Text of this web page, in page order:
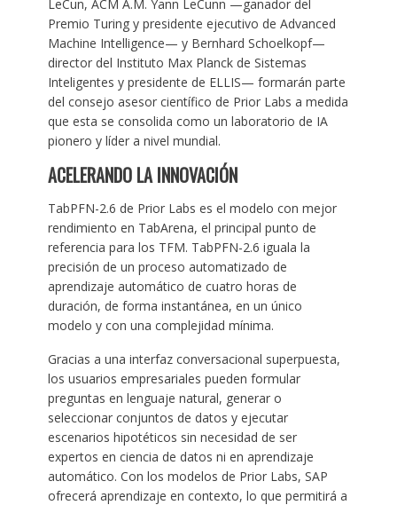
LeCun, ACM A.M. Yann LeCunn —ganador del
Premio Turing y presidente ejecutivo de Advanced
Machine Intelligence— y Bernhard Schoelkopf—
director del Instituto Max Planck de Sistemas
Inteligentes y presidente de ELLIS— formarán parte
del consejo asesor científico de Prior Labs a medida
que esta se consolida como un laboratorio de IA
pionero y líder a nivel mundial.
ACELERANDO LA INNOVACIÓN
TabPFN-2.6 de Prior Labs es el modelo con mejor
rendimiento en TabArena, el principal punto de
referencia para los TFM. TabPFN-2.6 iguala la
precisión de un proceso automatizado de
aprendizaje automático de cuatro horas de
duración, de forma instantánea, en un único
modelo y con una complejidad mínima.
Gracias a una interfaz conversacional superpuesta,
los usuarios empresariales pueden formular
preguntas en lenguaje natural, generar o
seleccionar conjuntos de datos y ejecutar
escenarios hipotéticos sin necesidad de ser
expertos en ciencia de datos ni en aprendizaje
automático. Con los modelos de Prior Labs, SAP
ofrecerá aprendizaje en contexto, lo que permitirá a